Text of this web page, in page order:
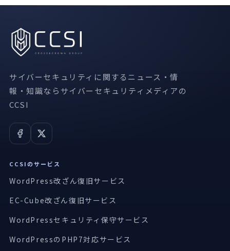
サイバーセキュリティに関するニュース・情
報・知識ならサイバーセキュリティメディアの
CCSI
CCSIのサービス
WordPress改ざん復旧サービス
EC-Cube改ざん復旧サービス
WordPressセキュリティ保守サービス
WordPressのPHP7対応サービス